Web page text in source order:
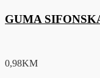
GUMA
0,98KM